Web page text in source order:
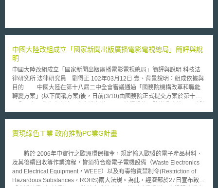
板、12萬台風力發電機以及2300家電池儲能廠。此外，超過600億美元的
投資，將為國內潔淨能源產業創造數百萬個就業機會。 透過《降低通
膨法案》，將可望降低通貨膨脹、減少碳排放以及空氣污染，確保美國人民
可以在符合最高標準的零排放建築中生活與工作，從而提升生活品質並兼顧
環境永續發展。
中國大陸改組成立「國家新聞出版廣播電影電視總局」簡評與說
明
中國大陸改組成立「國家新聞出版廣播電影電視總局」簡評與說明 科技法
律研究所 法律研究員 劉得正 102年03月12日 壹、背景說明：組成依據與
目的 中國大陸在第十八屆二中全會審議通過「國務院機構改革和職能
轉變方案」(以下簡稱方案)後，日前(3/10)由國務院正式提交方案於第十二
設置部門將縮編為25個。 其中將整併現有之國家新聞出版總署、國家
加掛「國家版權局」機關名稱，承接原國家新聞出版總署負責之著作物管理
向，集中監督、管理相關機構、業務及其作品內容。 其主要原因在於
隨著數位科技、資訊技術的進步，不同媒體間相互結合，已衍生出許多非傳
統之新媒體。在此等媒體多元發展之趨勢下，勢必須整合新聞出版總署、廣
電總局的業務，始能避免管理權責疊床架屋，提高管理效率，進而有利於推
實現綠色工業 政府推動PC業G計畫
將於 2006年中實行之歐洲環保指令，規定輸入歐盟的電子產品材料、
及其後續回收等作業流程，皆須符合廢電子電機設備（Waste Electronics
and Electrical Equipment，WEEE）以及有毒物質禁制令(Restriction of
Hazardous Substances，ROHS)兩大法規。為此，經濟部於27日宣布啟動